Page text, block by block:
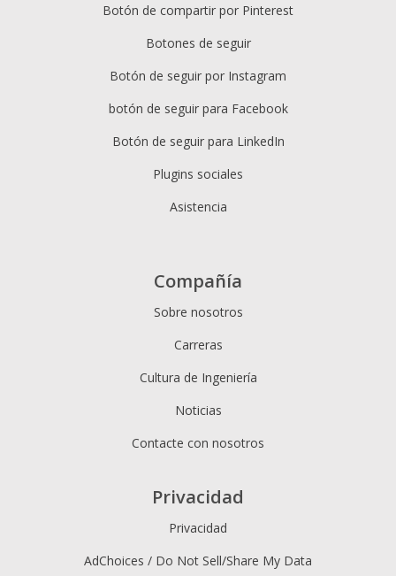
Botón de compartir por Pinterest
Botones de seguir
Botón de seguir por Instagram
botón de seguir para Facebook
Botón de seguir para LinkedIn
Plugins sociales
Asistencia
Compañía
Sobre nosotros
Carreras
Cultura de Ingeniería
Noticias
Contacte con nosotros
Privacidad
Privacidad
AdChoices / Do Not Sell/Share My Data